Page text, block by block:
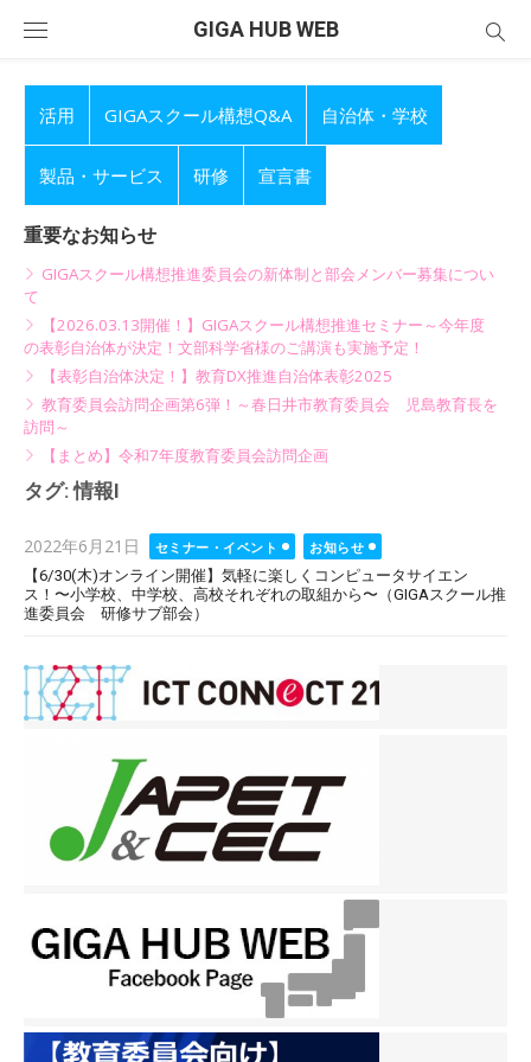
GIGA HUB WEB
活用 GIGAスクール構想Q&A 自治体・学校
製品・サービス 研修 宣言書
重要なお知らせ
GIGAスクール構想推進委員会の新体制と部会メンバー募集につい
て
【2026.03.13開催！】GIGAスクール構想推進セミナー～今年度
の表彰自治体が決定！文部科学省様のご講演も実施予定！
【表彰自治体決定！】教育DX推進自治体表彰2025
教育委員会訪問企画第6弾！～春日井市教育委員会 児島教育長を
訪問～
【まとめ】令和7年度教育委員会訪問企画
タグ:情報I
Posted
on
2022年6月21日 セミナー・イベント
お知らせ
【6/30(木)オンライン開催】気軽に楽しくコンピュータサイエン
ス！〜小学校、中学校、高校それぞれの取組から〜（GIGAスクール推
進委員会 研修サブ部会）